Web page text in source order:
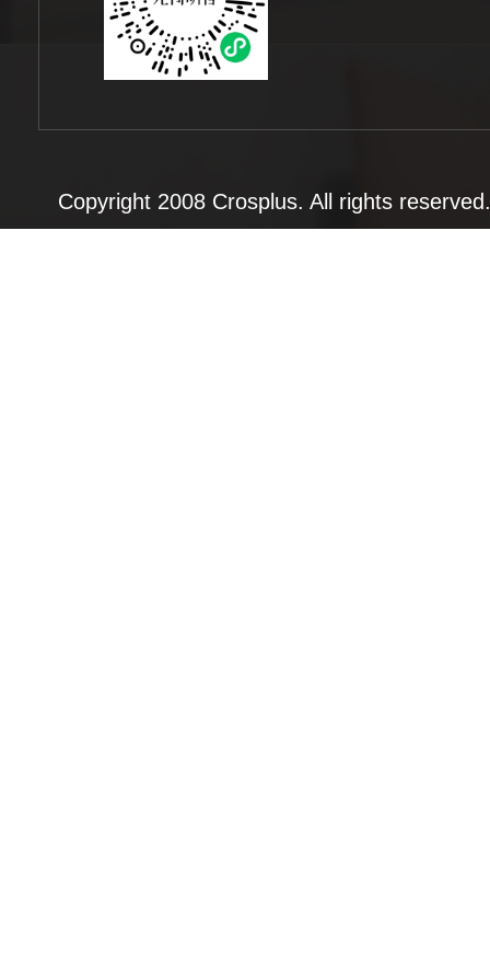
Copyright 2008 Crosplus. All rights